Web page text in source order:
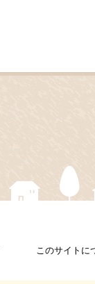
このサイトに